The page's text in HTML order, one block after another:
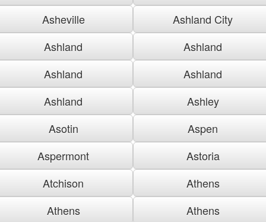
Asheville
Ashland City
Ashland
Ashland
Ashland
Ashland
Ashland
Ashley
Asotin
Aspen
Aspermont
Astoria
Atchison
Athens
Athens
Athens